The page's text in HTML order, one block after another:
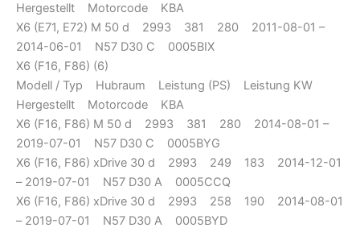
Hergestellt Motorcode KBA
X6 (E71, E72) M 50 d 2993 381 280 2011-08-01 –
2014-06-01 N57 D30 C 0005BIX
X6 (F16, F86) (6)
Modell / Typ Hubraum Leistung (PS) Leistung KW
Hergestellt Motorcode KBA
X6 (F16, F86) M 50 d 2993 381 280 2014-08-01 –
2019-07-01 N57 D30 C 0005BYG
X6 (F16, F86) xDrive 30 d 2993 249 183 2014-12-01
– 2019-07-01 N57 D30 A 0005CCQ
X6 (F16, F86) xDrive 30 d 2993 258 190 2014-08-01
– 2019-07-01 N57 D30 A 0005BYD